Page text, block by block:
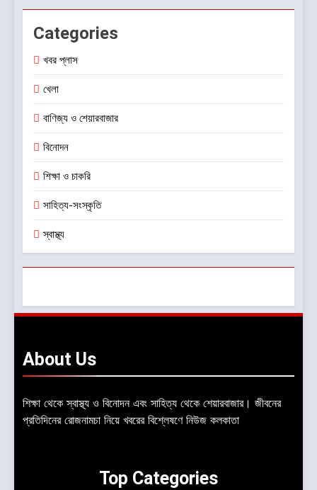
Categories
খবর প্লাস
খেলা
বাণিজ্য ও শেয়ারবাজার
বিনোদন
শিক্ষা ও চাকরি
সাহিত্য-সংস্কৃতি
স্বাস্থ্য
About Us
শিক্ষা থেকে স্বাস্থ্য ও বিনোদন এবং সাহিত্য থেকে শেয়ারবাজার। জীবনের
প্রতিদিনের রোজনামচা নিয়ে খবরের বিশ্লেষণে নিউজ কলকাতা
Top Categories